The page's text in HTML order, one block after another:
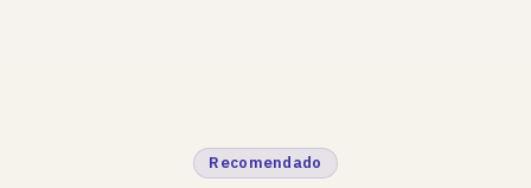
Recomendado